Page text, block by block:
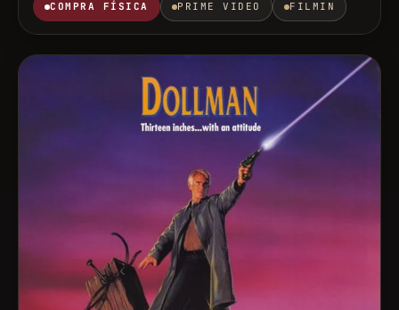
COMPRA FÍSICA PRIME VIDEO FILMIN